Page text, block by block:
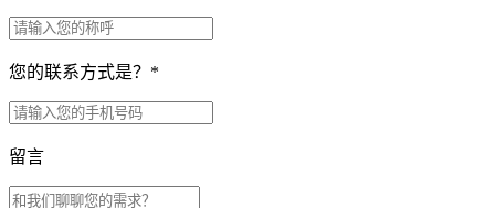
您的联系方式是？ *
留言